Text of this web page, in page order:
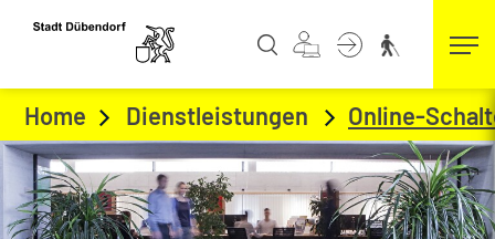
Kopfzeile
Home Dienstleistungen Online-